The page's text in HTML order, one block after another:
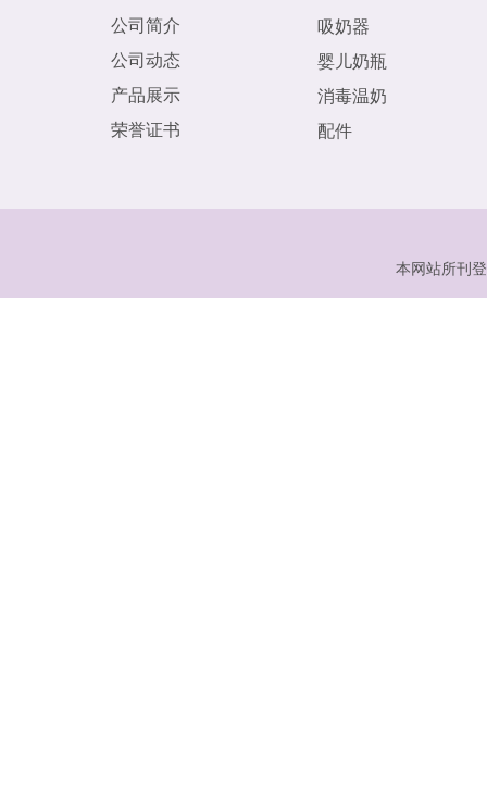
公司简介
公司动态
产品展示
荣誉证书
本网站所刊
吸奶器
婴儿奶瓶
消毒温奶
配件